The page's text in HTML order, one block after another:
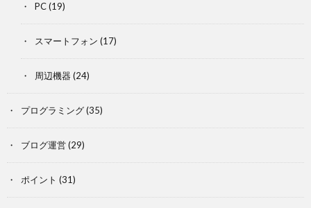
PC(19)
スマートフォン (17)
周辺機器 (24)
プログラミング(35)
ブログ運営(29)
ポイント (31)